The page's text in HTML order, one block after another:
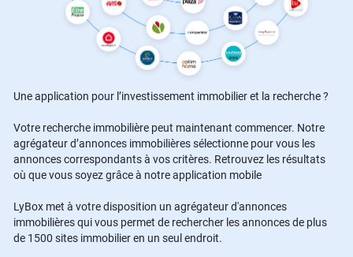
Une application pour l’investissement immobilier et la recherche ?
Votre recherche immobilière peut maintenant commencer. Notre
agrégateur d’annonces immobilières sélectionne pour vous les
annonces correspondants à vos critères. Retrouvez les résultats
où que vous soyez grâce à notre application mobile
LyBox met à votre disposition un agrégateur d'annonces
immobilières qui vous permet de rechercher les annonces de plus
de 1500 sites immobilier en un seul endroit.